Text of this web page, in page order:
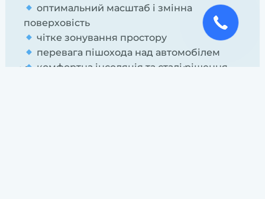
оптимальний масштаб і змінна
поверховість
чітке зонування простору
перевага пішохода над автомобілем
комфортна інсоляція та сталі рішення
Lizrome — цеекосистема , де архітектура не